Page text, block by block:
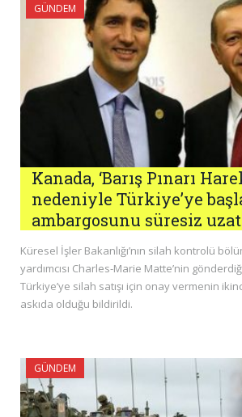
GÜNDEM
Kanada, ‘Barış Pınarı
nedeniyle Türkiye’ye
ambargosunu süresiz
Küresel İşler Bakanlığı’nın silah kontrolü
yardımcısı Charles-Marie Matte’nin
Türkiye’ye silah satışı için onay vermenin
askıda olduğu bildirildi.
GÜNDEM